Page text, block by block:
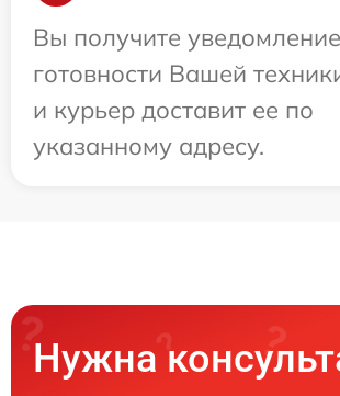
Вы получите
готовности Вашей
и курьер доставит ее по
указанному адресу.
Нужна